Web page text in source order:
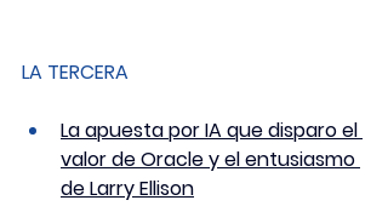
LA TERCERA
La apuesta por IA que disparo el
valor de Oracle y el entusiasmo
de Larry Ellison